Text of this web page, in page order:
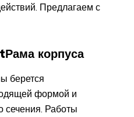
Предлагаем с
корпуса
берется
формой и
сечения. Работы